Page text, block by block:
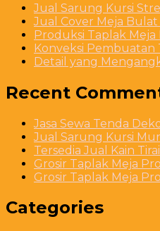
Jual Sarung Kursi
Jual Cover Meja
Produksi Taplak
Konveksi Pembuatan
Detail yang
Recent
Jasa Sewa Tenda
Jual Sarung Kursi
Tersedia Jual Kain
Grosir Taplak Meja
Grosir Taplak Meja
Categories